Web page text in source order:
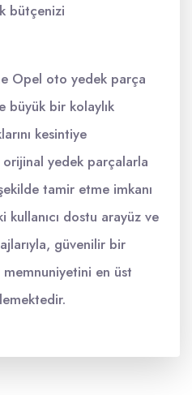
bütçenizi
Opel oto yedek parça
büyük bir kolaylık
kesintiye
yedek parçalarla
tamir etme imkanı
kullanıcı dostu arayüz ve
güvenilir bir
en üst